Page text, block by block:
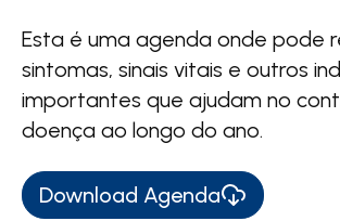
Esta é uma agenda onde pode
sintomas, sinais vitais e outros
importantes que ajudam no
doença ao longo do ano.
Download Agenda